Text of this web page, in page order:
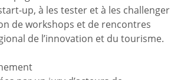
up, à les tester et à les challenger
de workshops et de rencontres
de l’innovation et du tourisme.